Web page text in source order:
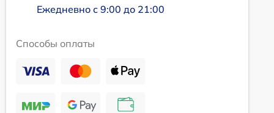
Ежедневно с 9:00 до 21:00
Способы оплаты